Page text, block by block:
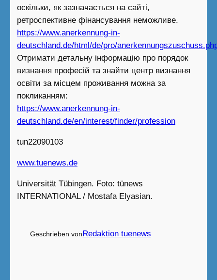
оскільки, як зазначається на сайті,
ретроспективне фінансування неможливе.
https://www.anerkennung-in-
deutschland.de/html/de/pro/
Отримати детальну інформацію про порядок
визнання професій та знайти центр визнання
освіти за місцем проживання можна за
покликанням:
https://www.anerkennung-in-
deutschland.de/en/interest/finder/profession
tun22090103
www.tuenews.de
Universität Tübingen. Foto: tünews
INTERNATIONAL / Mostafa Elyasian.
Geschrieben von Redaktion tuenews